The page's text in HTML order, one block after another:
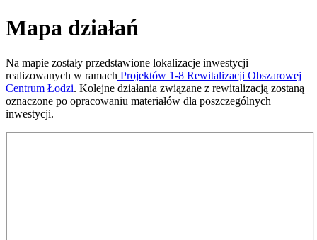
Mapa działań
Na mapie zostały przedstawione lokalizacje inwestycji
realizowanych w ramach Projektów 1-8 Rewitalizacji Obszarowej
Centrum Łodzi. Kolejne działania związane z rewitalizacją zostaną
oznaczone po opracowaniu materiałów dla poszczególnych
inwestycji.